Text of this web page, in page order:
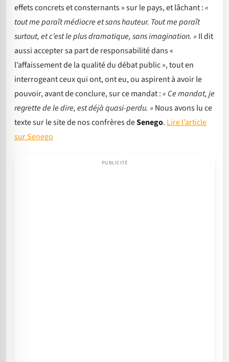
effets concrets et consternants » sur le pays, et lâchant :«
tout me paraît médiocre et sans hauteur. Tout me paraît
surtout, et c’est le plus dramatique, sans imagination. » Il dit
aussi accepter sa part de responsabilité dans «
l’affaissement de la qualité du débat public », tout en
interrogeant ceux qui ont, ont eu, ou aspirent à avoir le
pouvoir, avant de conclure, sur ce mandat :« Ce mandat, je
regrette de le dire, est déjà quasi-perdu. » Nous avons lu ce
texte sur le site de nos confrères deSenego. Lire l’article
sur Senego